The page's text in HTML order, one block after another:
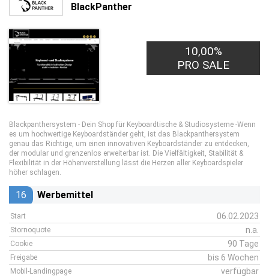
BlackPanther
10,00%
PRO SALE
Blackpanthersystem - Dein Shop für Keyboardtische & Studiosysteme -Wenn
es um hochwertige Keyboardständer geht, ist das Blackpanthersystem
genau das Richtige, um einen innovativen Keyboardständer zu entdecken,
der modular und grenzenlos erweiterbar ist. Die Vielfältigkeit, Stabilität &
Flexibilität in der Höhenverstellung lässt die Herzen aller Keyboardspieler
höher schlagen.
16 Werbemittel
Start 06.02.2023
Stornoquote n.a.
Cookie 90 Tage
Freigabe bis 6 Wochen
Mobil-Landingpage verfügbar